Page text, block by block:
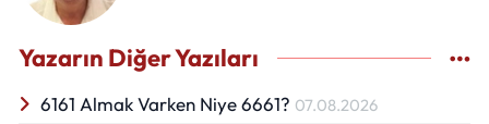
Yazarın Diğer Yazıları
6161 Almak Varken Niye 6661? 07.08.2026